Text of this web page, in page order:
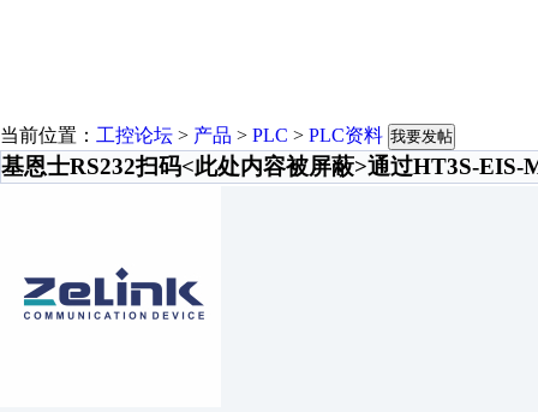
当前位置： 工控论坛 > 产品 > PLC > PLC资料 我要发帖
基恩士RS232扫码<此处内容被屏蔽>通过HT3S-